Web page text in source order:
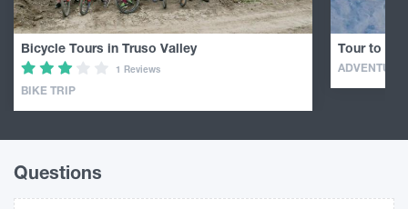
Bicycle Tours in Truso Valley
1 Reviews
BIKE TRIP
Tour to
Questions